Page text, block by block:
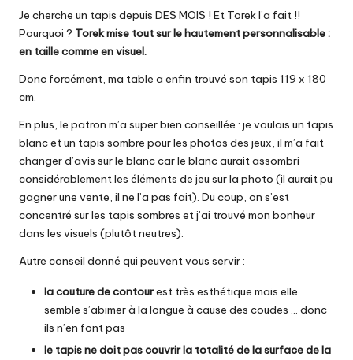
Je cherche un tapis depuis DES MOIS ! Et Torek l’a fait !!
Pourquoi ? Torekmise tout sur le hautement personnalisable :
en taille comme en visuel.
Donc forcément, ma table a enfin trouvé son tapis 119 x 180
cm.
En plus, le patron m’a super bien conseillée : je voulais un tapis
blanc et un tapis sombre pour les photos des jeux, il m’a fait
changer d’avis sur le blanc car le blanc aurait assombri
considérablement les éléments de jeu sur la photo (il aurait pu
gagner une vente, il ne l’a pas fait). Du coup, on s’est
concentré sur les tapis sombres et j’ai trouvé mon bonheur
dans les visuels (plutôt neutres).
Autre conseil donné qui peuvent vous servir :
la couture de contourest très esthétique mais elle
semble s’abimer à la longue à cause des coudes … donc
ils n’en font pas
le tapis ne doit pas couvrir la totalité de la surface de la